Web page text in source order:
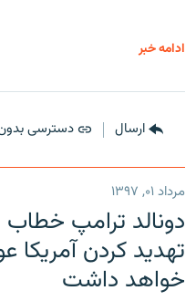
ادامه خبر
ارسال دسترسی
مرداد ۰۱, ۱۳۹۷
دونالد ترامپ
تهدید کردن
خواهد داشت